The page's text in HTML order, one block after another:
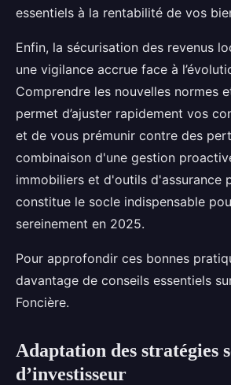
essentiels à la rentabilité de vos
Enfin, la sécurisation des revenus
une vigilance accrue face à
Comprendre les nouvelles normes
permet d’ajuster rapidement vos
et de vous prémunir contre des
combinaison d'une gestion
immobiliers et d'outils d'assurance
constitue le socle indispensable
sereinement en 2025.
Pour approfondir ces bonnes
davantage de conseils essentiels
Foncière.
Adaptation des stratégies
d’investisseur